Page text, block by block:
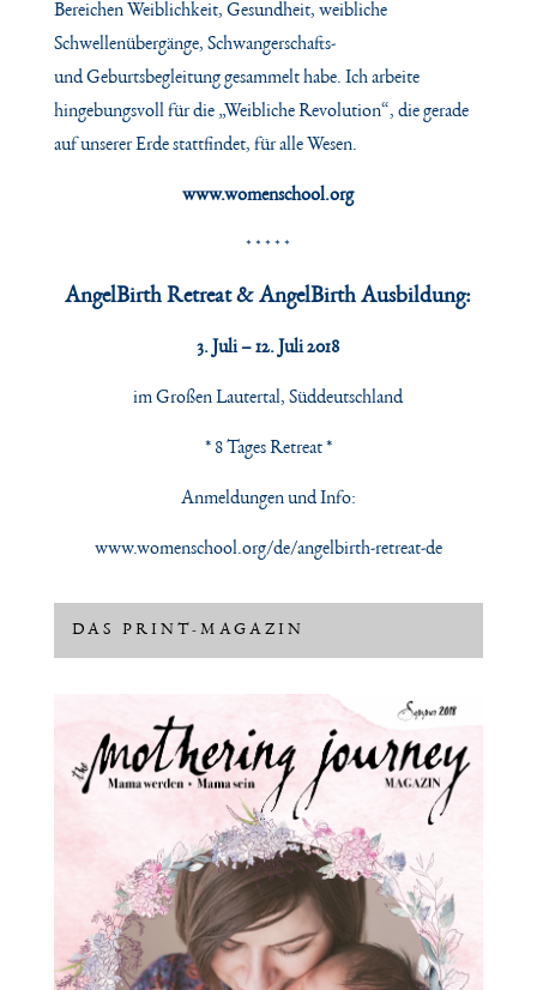
Bereichen Weiblichkeit, Gesundheit, weibliche
Schwellenübergänge, Schwangerschafts-
undGeburtsbegleitung gesammelt habe. Ich arbeite
hingebungsvoll für die „Weibliche Revolution“, die gerade
auf unserer Erde stattfindet, für alle Wesen.
www.womenschool.org
* * * * *
AngelBirth Retreat & AngelBirth Ausbildung:
3. Juli – 12. Juli 2018
im Großen Lautertal, Süddeutschland
* 8 Tages Retreat *
Anmeldungen und Info:
www.womenschool.org/de/angelbirth-retreat-de
DAS PRINT-MAGAZIN